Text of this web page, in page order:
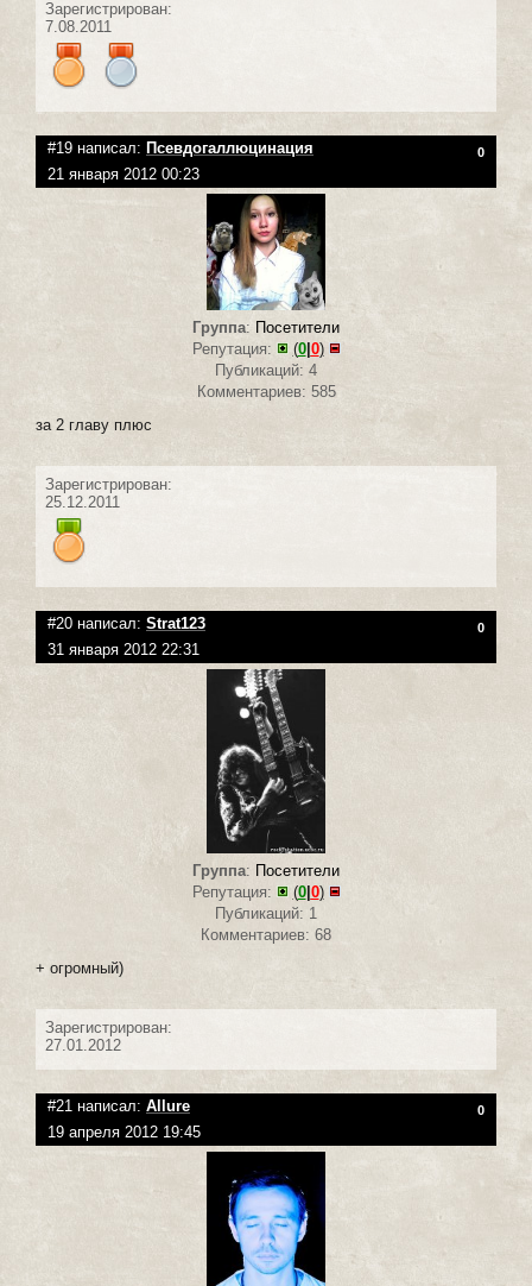
Зарегистрирован:
7.08.2011
#19 написал: Псевдогаллюцинация 0
21 января 2012 00:23
Группа: Посетители
Репутация:
(0|0)
Публикаций: 4
Комментариев: 585
за 2 главу плюс
Зарегистрирован:
25.12.2011
#20 написал: Strat123 0
31 января 2012 22:31
Группа: Посетители
Репутация:
(0|0)
Публикаций: 1
Комментариев: 68
+ огромный)
Зарегистрирован:
27.01.2012
#21 написал: Allure 0
19 апреля 2012 19:45